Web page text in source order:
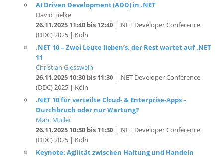
26.11.2025 11:40 bis 12:40| .NET Developer Conference
(DDC) 2025 | Köln
.NET 10 – Zwei Leute lieben’s, der Rest wartet auf .NET
11
Christian Giesswein
26.11.2025 10:30 bis 11:30
(DDC) 2025 | Köln
.NET 10 für verteilte Cloud- & Enterprise-Apps –
Durchbruch oder nur Wartung?
Marc Müller
26.11.2025 10:30 bis 11:30| .NET Developer Conference
(DDC) 2025 | Köln
Keynote: Agilität zwischen Haltung und Handeln
Ina Einemann
26.11.2025 09:00 bis 10:00| .NET Developer Conference